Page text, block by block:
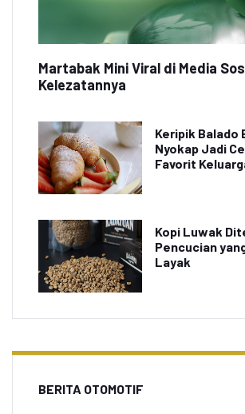
Martabak Mini Viral di Media
Kelezatannya
Keripik Balado
Nyokap Jadi
Favorit
Kopi Luwak
Pencucian
Layak
BERITA OTOMOTIF